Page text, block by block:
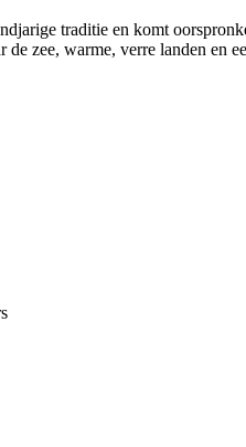
traditie en komt
zee, warme, verre landen en